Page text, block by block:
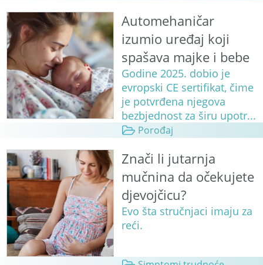
Automehaničar
izumio uređaj koji
spašava majke i bebe
Godine 2025. dobio je
evropski CE sertifikat, čime
je potvrđena njegova
bezbjednost za širu upotr...
Porođaj
Znači li jutarnja
mučnina da očekujete
djevojčicu?
Evo šta stručnjaci imaju za
reći.